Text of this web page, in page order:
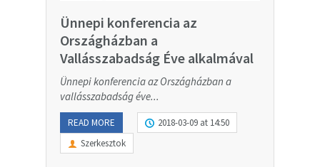
Ünnepi konferencia az
Országházban a
Vallásszabadság Éve alkalmával
Ünnepi konferencia az Országházban a
vallásszabadság éve...
READ MORE
2018-03-09 at 14:50
Szerkesztok